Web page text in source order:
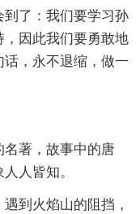
了：我们要学习孙
因此我们要勇敢地
，永不退缩，做一
著，故事中的唐
人皆知。
到火焰山的阻挡，